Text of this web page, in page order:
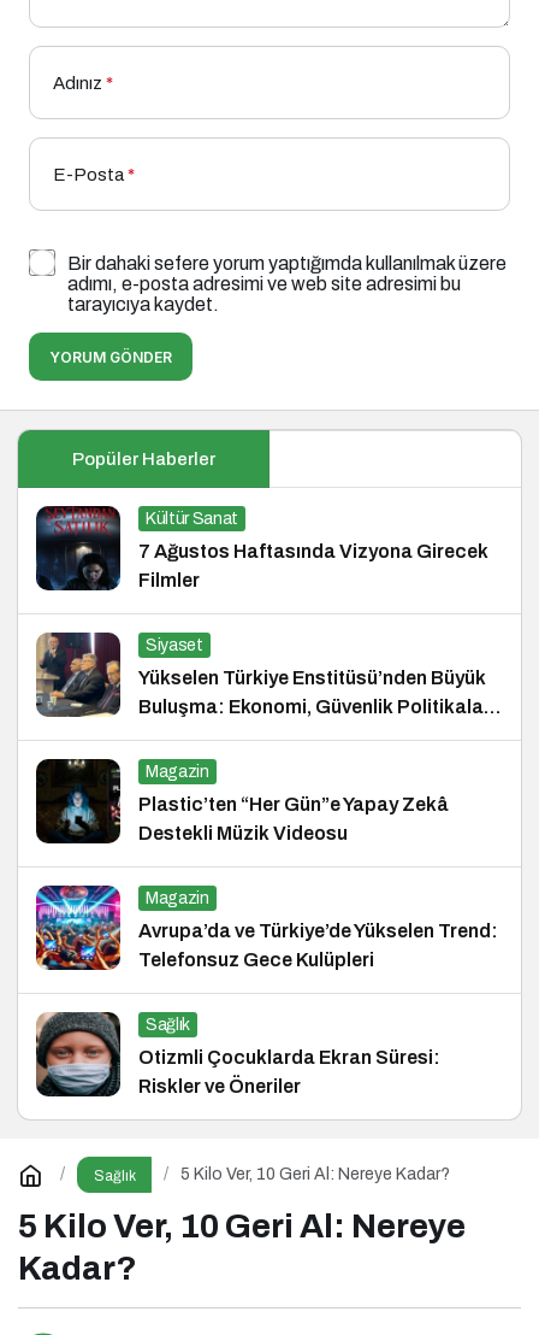
Adınız *
E-Posta*
Bir dahaki sefere yorum yaptığımda kullanılmak üzere
adımı, e-posta adresimi ve web site adresimi bu
tarayıcıya kaydet.
YORUM GÖNDER
Popüler Haberler
Kültür Sanat
7 Ağustos Haftasında Vizyona Girecek
Filmler
Siyaset
Yükselen Türkiye Enstitüsü’nden Büyük
Buluşma: Ekonomi, Güvenlik Politikaları
ve Hukuk Konferansı
Magazin
Plastic’ten “Her Gün”e Yapay Zekâ
Destekli Müzik Videosu
Magazin
Avrupa’da ve Türkiye’de Yükselen Trend:
Telefonsuz Gece Kulüpleri
Sağlık
Otizmli Çocuklarda Ekran Süresi:
Riskler ve Öneriler
Sağlık 5 Kilo Ver, 10 Geri Al: Nereye Kadar?
5 Kilo Ver, 10 Geri Al: Nereye
Kadar?